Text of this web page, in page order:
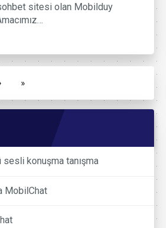
sitesi olan Mobilduy
»
konuşma tanışma
MobilChat